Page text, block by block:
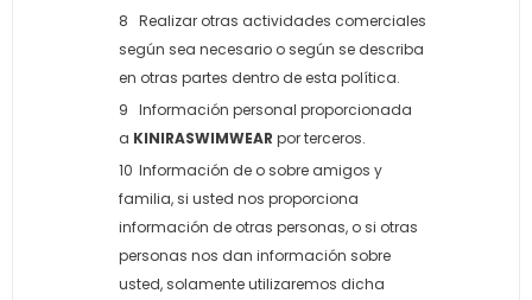
Realizar otras actividades comerciales
según sea necesario o según se describa
en otras partes dentro de esta política.
Información personal proporcionada
a KINIRASWIMWEAR por terceros.
Información de o sobre amigos y
familia, si usted nos proporciona
información de otras personas, o si otras
personas nos dan información sobre
usted, solamente utilizaremos dicha